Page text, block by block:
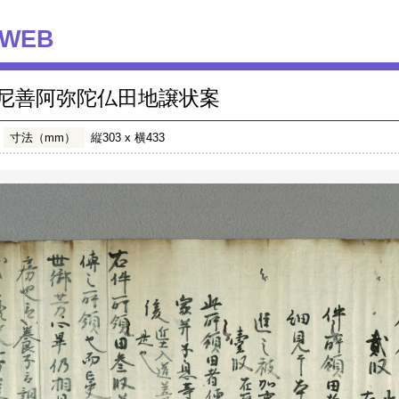
善阿弥陀仏田地譲状案
寸法（mm） 縦303 x 横433